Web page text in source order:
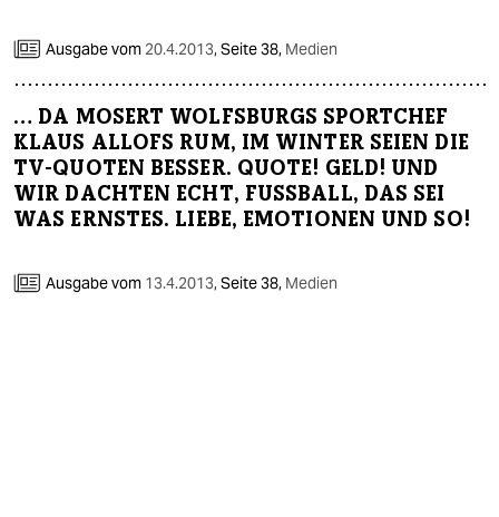
Ausgabe vom 20.4.2013,Seite 38, Medien
… DA MOSERT WOLFSBURGS SPORTCHEF
KLAUS ALLOFS RUM, IM WINTER SEIEN DIE
TV-QUOTEN BESSER. QUOTE! GELD! UND
WIR DACHTEN ECHT, FUSSBALL, DAS SEI
WAS ERNSTES. LIEBE, EMOTIONEN UND SO!
Ausgabe vom 13.4.2013,Seite 38, Medien